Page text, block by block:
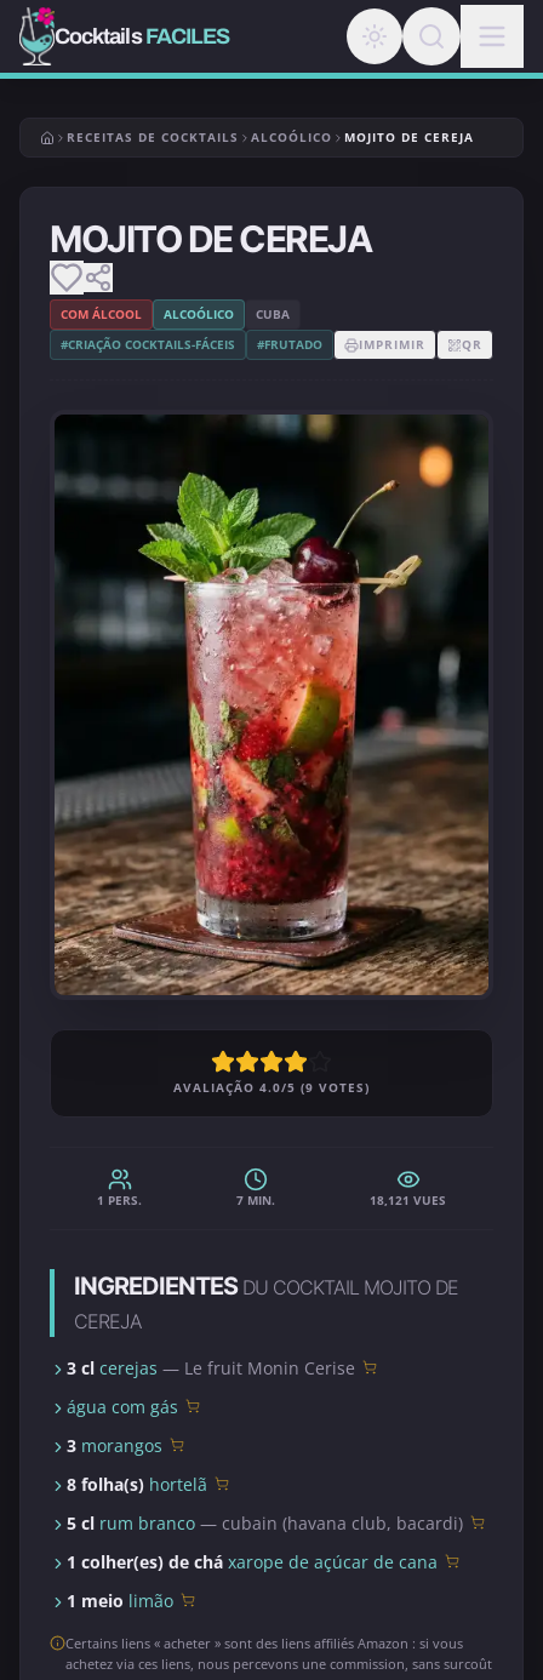
CocktailsFACILES
RECEITAS DE COCKTAILS ALCOÓLICO MOJITO DE CEREJA
MOJITO DE CEREJA
COM ÁLCOOL ALCOÓLICO
CUBA
#CRIAÇÃO COCKTAILS-FÁCEIS
#FRUTADO IMPRIMIR QR
AVALIAÇÃO 4.0/5 (9 VOTES)
1 PERS. 7 MIN. 18,121 VUES
INGREDIENTES DU COCKTAIL MOJITO DE
CEREJA
3 cl cerejas — Le fruit Monin Cerise
água com gás
3 morangos
8 folha(s) hortelã
5 cl rum branco — cubain (havana club, bacardi)
1 colher(es) de chá xarope de açúcar de cana
1 meio limão
Certains liens « acheter » sont des liens affiliés Amazon : si vous
achetez via ces liens, nous percevons une commission, sans surcoût